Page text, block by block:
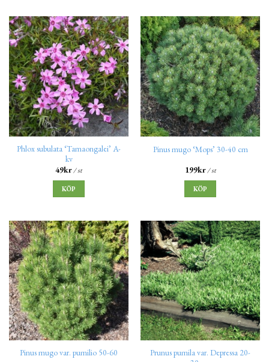
Phlox subulata ‘Tamaongalei’ A-
kv
49kr/ st
KÖP
Pinus mugo ‘Mops’ 30-40 cm
199kr/ st
KÖP
Pinus mugo var. pumilio 50-60
Prunus pumila var. Depressa 20-